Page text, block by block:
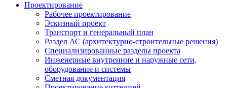
Проектирование
Рабочее проектирование
Эскизный проект
Транспорт и генеральный план
Раздел АС (архитектурно-строительные решения)
Специализированные разделы проекта
Инженерные внутренние и наружные сети,
оборудование и системы
Сметная документация